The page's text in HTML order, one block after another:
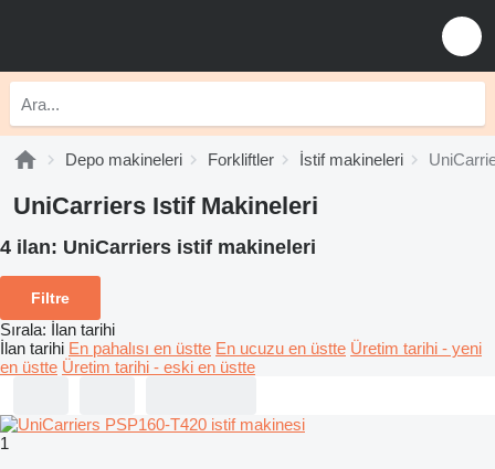
Depo makineleri Forkliftler İstif makineleri
UniCarriers Istif Makineleri
4 ilan: UniCarriers istif makineleri
Filtre
Sırala: İlan tarihi
İlan tarihi En pahalısı en üstte En ucuzu en üstte Üretim tarihi - yeni
en üstte Üretim tarihi - eski en üstte
1